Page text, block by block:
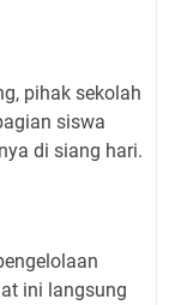
pihak sekolah
siswa
di siang hari.
ini langsung